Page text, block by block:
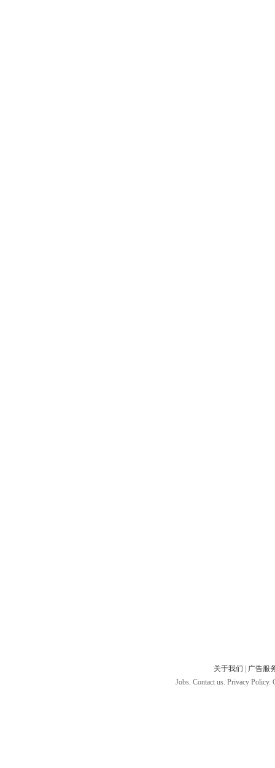
关于我们
广告服
Jobs. Contact us. Privacy